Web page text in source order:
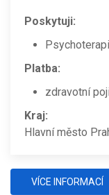
Poskytuji:
Platba:
zdravotní
Kraj:
Hlavní město
VÍCE INFORMACÍ